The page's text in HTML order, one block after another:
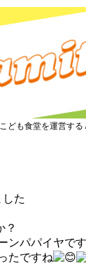
ども食堂を運営す
た
？
ンパパイヤで
たですね